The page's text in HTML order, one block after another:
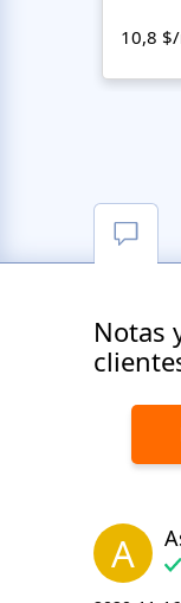
10,8
Notas
A